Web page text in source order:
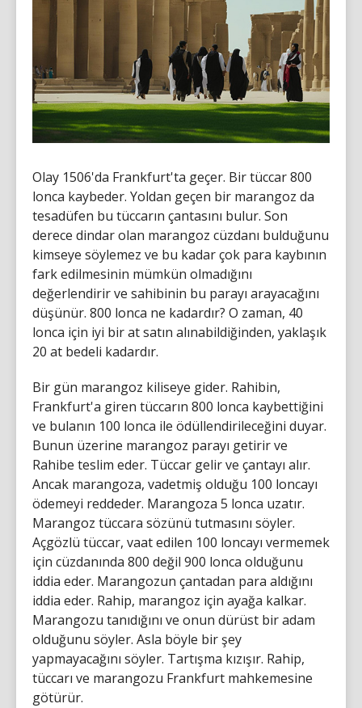
Olay 1506'da Frankfurt'ta geçer. Bir tüccar 800
lonca kaybeder. Yoldan geçen bir marangoz da
tesadüfen bu tüccarın çantasını bulur. Son
derece dindar olan marangoz cüzdanı bulduğunu
kimseye söylemez ve bu kadar çok para kaybının
fark edilmesinin mümkün olmadığını
değerlendirir ve sahibinin bu parayı arayacağını
düşünür. 800 lonca ne kadardır? O zaman, 40
lonca için iyi bir at satın alınabildiğinden, yaklaşık
20 at bedeli kadardır.
Bir gün marangoz kiliseye gider. Rahibin,
Frankfurt'a giren tüccarın 800 lonca kaybettiğini
ve bulanın 100 lonca ile ödüllendirileceğini duyar.
Bunun üzerine marangoz parayı getirir ve
Rahibe teslim eder. Tüccar gelir ve çantayı alır.
Ancak marangoza, vadetmiş olduğu 100 loncayı
ödemeyi reddeder. Marangoza 5 lonca uzatır.
Marangoz tüccara sözünü tutmasını söyler.
Açgözlü tüccar, vaat edilen 100 loncayı vermemek
için cüzdanında 800 değil 900 lonca olduğunu
iddia eder. Marangozun çantadan para aldığını
iddia eder. Rahip, marangoz için ayağa kalkar.
Marangozu tanıdığını ve onun dürüst bir adam
olduğunu söyler. Asla böyle bir şey
yapmayacağını söyler. Tartışma kızışır. Rahip,
tüccarı ve marangozu Frankfurt mahkemesine
götürür.